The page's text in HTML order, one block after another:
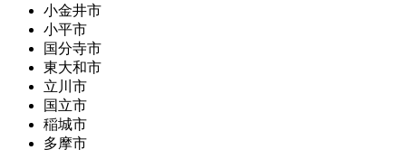
小金井市
小平市
国分寺市
東大和市
立川市
国立市
稲城市
多摩市